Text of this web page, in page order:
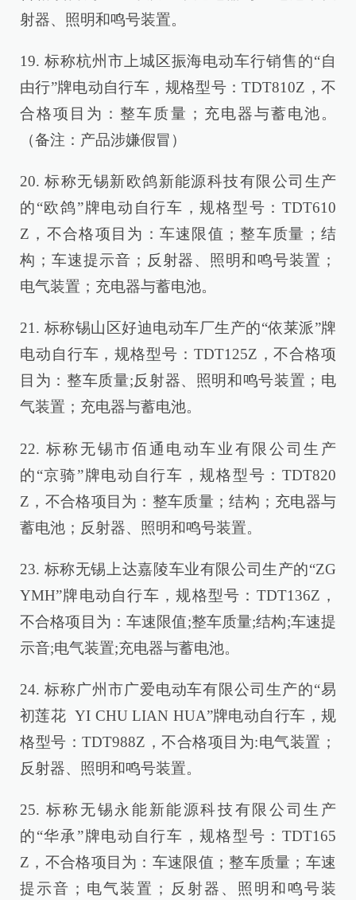
射器、照明和鸣号装置。
19. 标称杭州市上城区振海电动车行销售的“自
由行”牌电动自行车，规格型号：TDT810Z，不
合格项目为：整车质量；充电器与蓄电池。
（备注：产品涉嫌假冒）
20. 标称无锡新欧鸽新能源科技有限公司生产
的“欧鸽”牌电动自行车，规格型号：TDT610
Z，不合格项目为：车速限值；整车质量；结
构；车速提示音；反射器、照明和鸣号装置；
电气装置；充电器与蓄电池。
21. 标称锡山区好迪电动车厂生产的“依莱派”牌
电动自行车，规格型号：TDT125Z，不合格项
目为：整车质量;反射器、照明和鸣号装置；电
气装置；充电器与蓄电池。
22. 标称无锡市佰通电动车业有限公司生产
的“京骑”牌电动自行车，规格型号：TDT820
Z，不合格项目为：整车质量；结构；充电器与
蓄电池；反射器、照明和鸣号装置。
23. 标称无锡上达嘉陵车业有限公司生产的“ZG
YMH”牌电动自行车，规格型号：TDT136Z，
不合格项目为：车速限值;整车质量;结构;车速提
示音;电气装置;充电器与蓄电池。
24. 标称广州市广爱电动车有限公司生产的“易
初莲花 YI CHU LIAN HUA”牌电动自行车，规
格型号：TDT988Z，不合格项目为:电气装置；
反射器、照明和鸣号装置。
25. 标称无锡永能新能源科技有限公司生产
的“华承”牌电动自行车，规格型号：TDT165
Z，不合格项目为：车速限值；整车质量；车速
提示音；电气装置；反射器、照明和鸣号装